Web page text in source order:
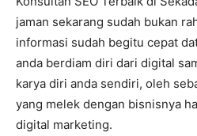
jaman sekarang sudah bukan
informasi sudah begitu cepat
anda berdiam diri dari digital
karya diri anda sendiri, oleh
yang melek dengan bisnisnya
digital marketing.